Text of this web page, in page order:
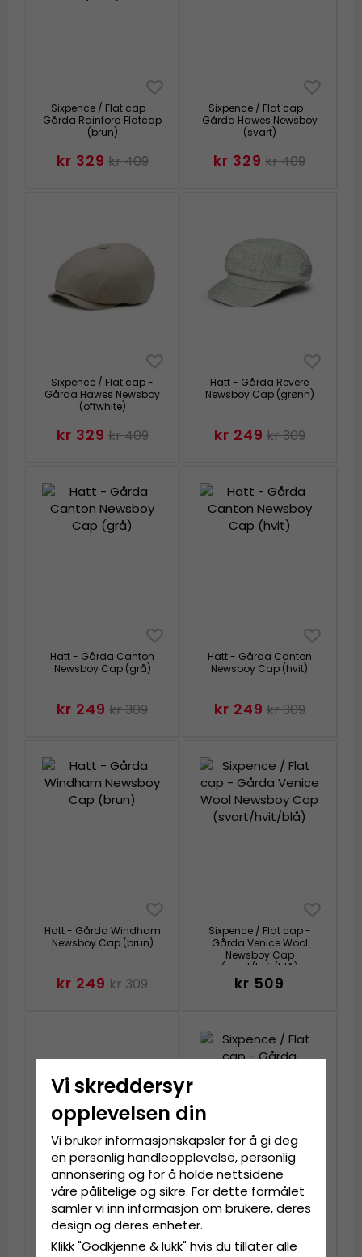
Sixpence / Flat cap -
Gårda Rainford Flatcap
(brun)
kr 329 kr 409
Sixpence / Flat cap -
Gårda Hawes Newsboy
(svart)
kr 329 kr 409
Sixpence / Flat cap -
Gårda Hawes Newsboy
(offwhite)
kr 329 kr 409
Hatt - Gårda Revere
Newsboy Cap (grønn)
kr 249 kr 309
Hatt - Gårda Canton
Newsboy Cap (grå)
kr 249 kr 309
Hatt - Gårda Canton
Newsboy Cap (hvit)
kr 249 kr 309
Hatt - Gårda Windham
Newsboy Cap (brun)
kr 249 kr 309
Sixpence / Flat cap -
Gårda Venice Wool
Newsboy Cap
(svart/hvit/blå)
kr 509
Sixpence / Flat cap -
CTH Ericson Alan
Candy Stripe (blå/hvit)
Sixpence / Flat cap -
Gårda Premium
Banbury Wool Newsboy
(blå)
Vi skreddersyr
opplevelsen din
Vi bruker informasjonskapsler for å gi deg
en personlig handleopplevelse, personlig
annonsering og for å holde nettsidene
våre pålitelige og sikre. For dette formålet
samler vi inn informasjon om brukere, deres
design og deres enheter.
Klikk "Godkjenne & lukk" hvis du tillater alle